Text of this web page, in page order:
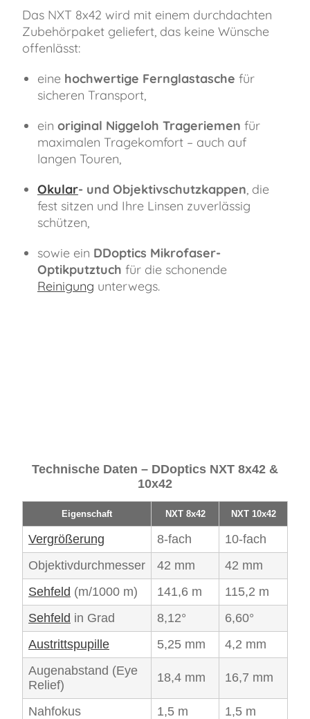
Das NXT 8x42 wird mit einem durchdachten
Zubehörpaket geliefert, das keine Wünsche
offenlässt:
eine hochwertige Fernglastasche für
sicheren Transport,
ein original Niggeloh Trageriemen für
maximalen Tragekomfort – auch auf
langen Touren,
Okular- und Objektivschutzkappen, die
fest sitzen und Ihre Linsen zuverlässig
schützen,
sowie ein DDoptics Mikrofaser-
Optikputztuch für die schonende
Reinigung unterwegs.
Technische Daten – DDoptics NXT 8x42 &
10x42
Eigenschaft NXT 8x42 NXT 10x42
Vergrößerung 8-fach
10-fach
Objektivdurchmesser
42 mm
42 mm
Sehfeld (m/1000 m) 141,6 m
115,2 m
Sehfeld in Grad 8,12°
6,60°
Austrittspupille
5,25 mm
4,2 mm
Augenabstand (Eye
Relief)
18,4 mm 16,7 mm
Nahfokus 1,5 m
1,5 m